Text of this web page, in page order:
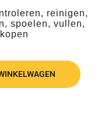
reinigen,
spoelen, vullen,